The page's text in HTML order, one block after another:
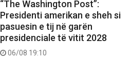
“The Washington Post”:
Presidenti amerikan e sheh si
pasuesin e tij në garën
presidenciale të vitit 2028
06/08 19:10